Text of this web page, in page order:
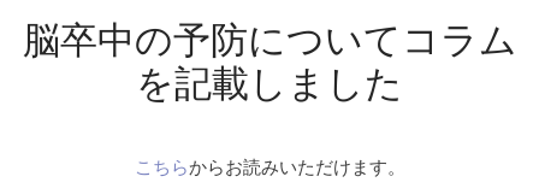
脳卒中の予防についてコラム
を記載しました
こちらからお読みいただけます。